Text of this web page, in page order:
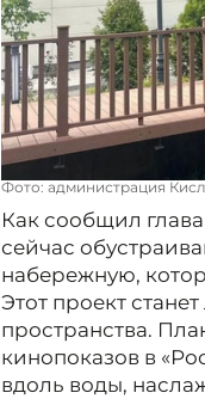
Фото: администрация
Как сообщил
сейчас
набережную,
Этот проект
пространства.
кинопоказов в
вдоль воды,